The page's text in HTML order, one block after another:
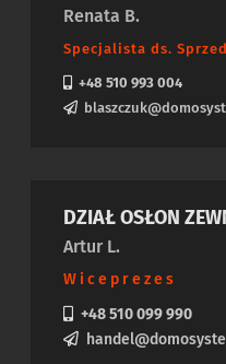
Renata B.
Specjalista ds.
+48 510 993 004
DZIAŁ OSŁON
Artur L.
Wiceprezes
+48 510 099 990